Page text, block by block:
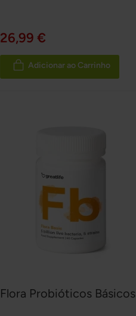
26,99 €
Adicionar ao Carrinho
Flora Probióticos Básicos